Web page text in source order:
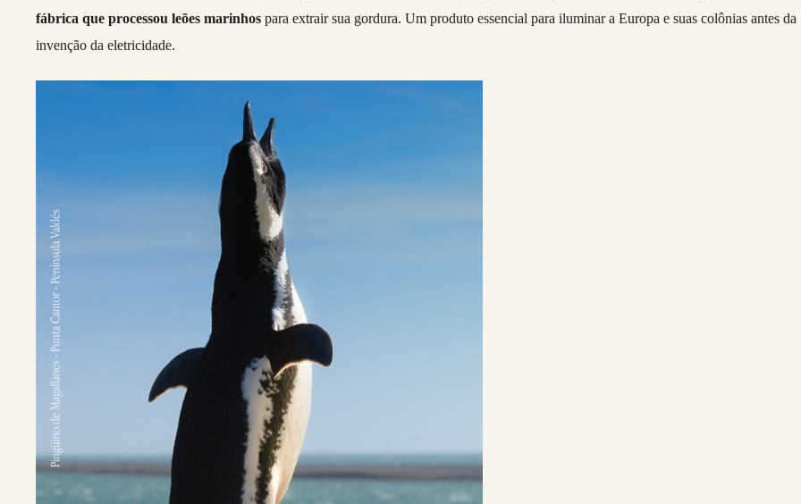
fábrica que processou leões marinhos para extrair sua gordura. Um produto essencial para iluminar a Europa e suas colônias antes da
invenção da eletricidade.